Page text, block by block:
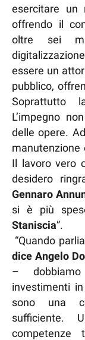
esercitare un
offrendo il
oltre sei
essere un
pubblico,
Soprattutto
L’impegno
delle opere.
manutenzione
Il lavoro vero
desidero
Gennaro
si è più
Staniscia”.
“Quando
dice Angelo
–
investimenti
sono una
sufficiente.
competenze